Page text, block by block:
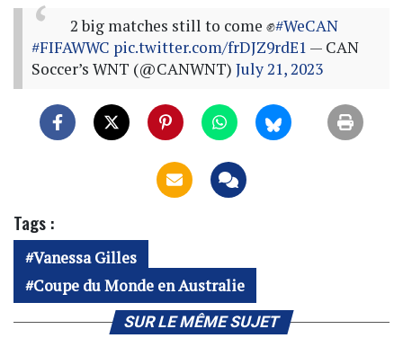
2 big matches still to come ✊#WeCAN
#FIFAWWC pic.twitter.com/frDJZ9rdE1 — CAN
Soccer’s WNT (@CANWNT) July 21, 2023
Tags :
Vanessa Gilles
Coupe du Monde en Australie
SUR LE MÊME SUJET